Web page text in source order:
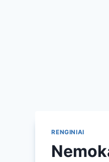
RENGINIAI